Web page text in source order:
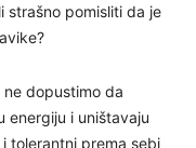
strašno pomisliti da je
dopustimo da
energiju i uništavaju
tolerantni prema sebi